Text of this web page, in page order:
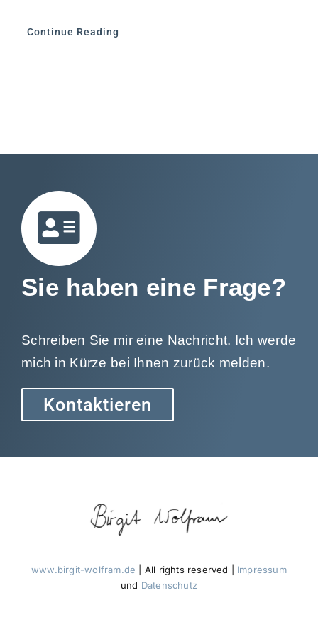
Continue Reading
Sie haben eine Frage?
Schreiben Sie mir eine Nachricht. Ich werde
mich in Kürze bei Ihnen zurück melden.
Kontaktieren
www.birgit-wolfram.de | All rights reserved | Impressum
und Datenschutz